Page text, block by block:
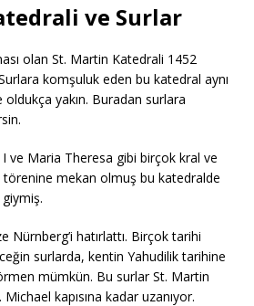
ve Surlar
olan St. Martin Katedrali 1452
Surlara komşuluk eden bu katedral aynı
yakın. Buradan surlara
ve Maria Theresa gibi birçok kral ve
törenine mekan olmuş bu katedralde
Nürnberg’i hatırlattı. Birçok tarihi
surlarda, kentin Yahudilik tarihine
mümkün. Bu surlar St. Martin
kapısına kadar uzanıyor.